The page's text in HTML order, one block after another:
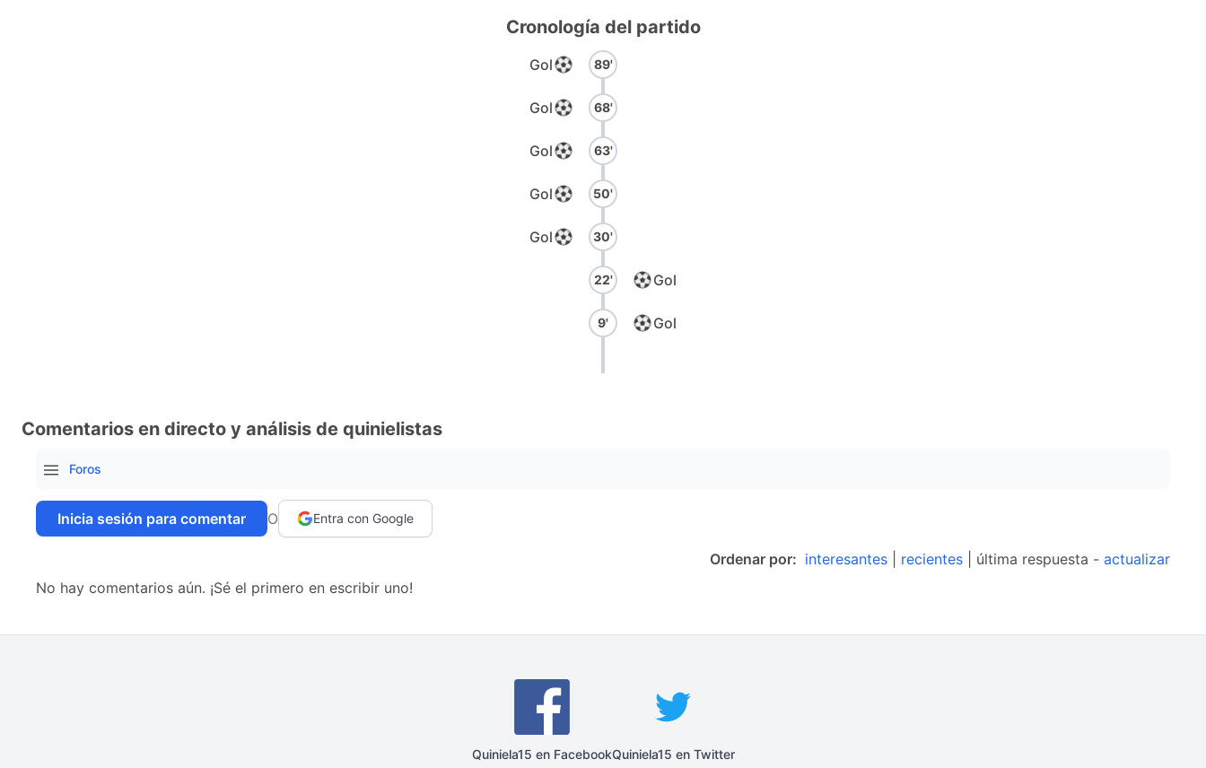
Cronología del partido
Gol 89'
Gol 68'
Gol 63'
Gol 50'
Gol 30'
22' Gol
9' Gol
Comentarios en directo y análisis de quinielistas
Foros
Inicia sesión para comentar O Entra con Google
Ordenar por: interesantes recientes | última respuesta - actualizar
No hay comentarios aún. ¡Sé el primero en escribir uno!
Quiniela15 en FacebookQuiniela15 en Twitter